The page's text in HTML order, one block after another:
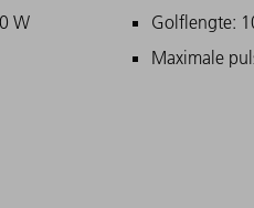
W
Golflengte:
Maximale